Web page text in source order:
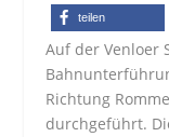
teilen
Auf der Venloer
Richtung
durchgeführt.